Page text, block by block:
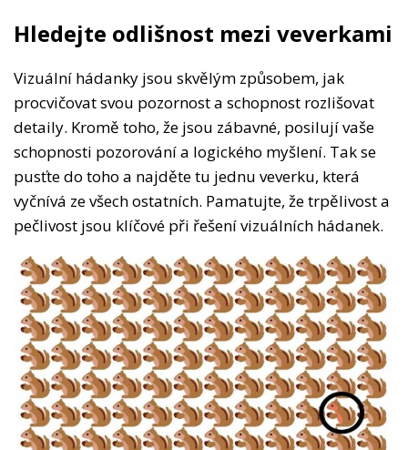
Hledejte odlišnost mezi veverkami
Vizuální hádanky jsou skvělým způsobem, jak
procvičovat svou pozornost a schopnost rozlišovat
detaily. Kromě toho, že jsou zábavné, posilují vaše
schopnosti pozorování a logického myšlení. Tak se
pusťte do toho a najděte tu jednu veverku, která
vyčnívá ze všech ostatních. Pamatujte, že trpělivost a
pečlivost jsou klíčové při řešení vizuálních hádanek.